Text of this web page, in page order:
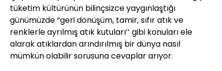
tüketim kültürünün bilinçsizce yaygınlaştığı
günümüzde “geri dönüşüm, tamir, sıfır atık ve
renklerle ayrılmış atık kutuları’’ gibi konuları ele
alarak atıklardan arındırılmış bir dünya nasıl
mümkün olabilir sorusuna cevaplar arıyor.